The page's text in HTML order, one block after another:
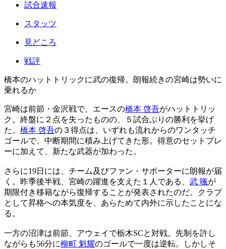
試合速報
スタッツ
見どころ
戦評
橋本のハットトリックに武の復帰。朗報続きの宮崎は勢いに
乗れるか
宮崎は前節・金沢戦で、エースの橋本 啓吾がハットトリッ
ク。終盤に２点を失ったものの、５試合ぶりの勝利を挙げ
た。 橋本 啓吾の３得点は、いずれも流れからのワンタッチ
ゴールで、中断期間に積み上げてきた形。得意のセットプレ
ーに加えて、新たな武器が加わった。
さらに19日には、チーム及びファン・サポーターに朗報が届
く。昨季後半戦、宮崎の躍進を支えた１人である、 武 颯が
期限付き移籍ながら復帰することが発表されたのだ。クラブ
として昇格への本気度を、あらためて内外に示したことにな
る。
一方の沼津は前節、アウェイで栃木SCと対戦。先制を許し
ながらも56分に柳町 魁耀のゴールで一度は逆転。しかしそ